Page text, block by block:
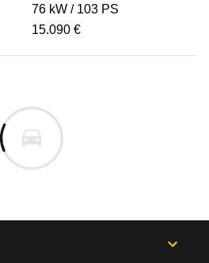
76 kW
103 PS
15.090 €